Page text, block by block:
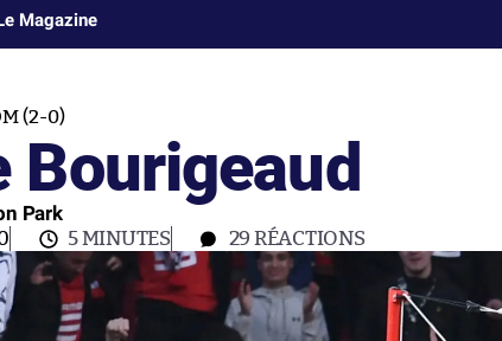
Magazine
(2-0)
Bourigeaud
Park
5 MINUTES 29 RÉACTIONS